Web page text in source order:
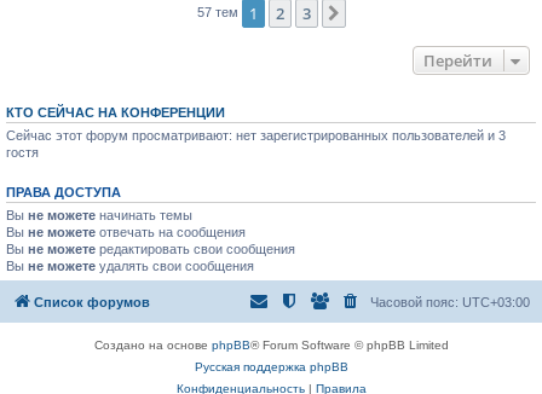
57 тем 1 2 3
Перейти
КТО СЕЙЧАС НА КОНФЕРЕНЦИИ
Сейчас этот форум просматривают: нет зарегистрированных пользователей и 3
гостя
ПРАВА ДОСТУПА
Вы не можете начинать темы
Вы не можете отвечать на сообщения
Вы не можете редактировать свои сообщения
Вы не можете удалять свои сообщения
Список форумов Часовой пояс: UTC+03:00
Создано на основе phpBB® Forum Software © phpBB Limited
Русская поддержка phpBB
Конфиденциальность| Правила